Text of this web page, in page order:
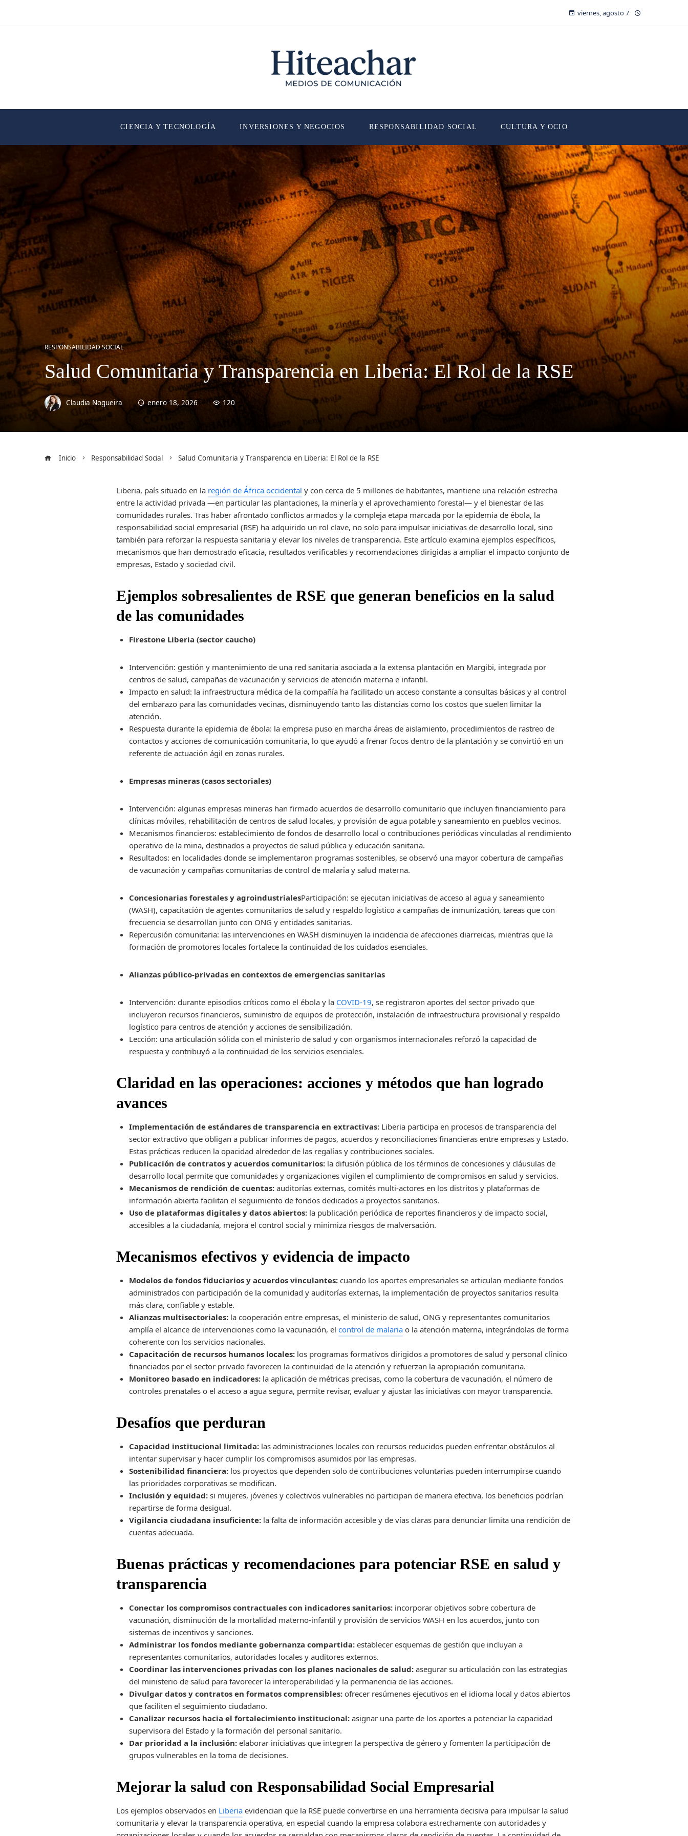
viernes, agosto 7
CIENCIA Y TECNOLOGÍA INVERSIONES Y NEGOCIOS RESPONSABILIDAD SOCIAL CULTURA Y OCIO
RESPONSABILIDAD SOCIAL
Salud Comunitaria y Transparencia en Liberia: El Rol de la RSE
Claudia Nogueira enero 18, 2026 120
Inicio Responsabilidad Social Salud Comunitaria y Transparencia en Liberia: El Rol de la RSE
Liberia, país situado en la región de África occidental y con cerca de 5 millones de habitantes, mantiene una relación estrecha
entre la actividad privada —en particular las plantaciones, la minería y el aprovechamiento forestal— y el bienestar de las
comunidades rurales. Tras haber afrontado conflictos armados y la compleja etapa marcada por la epidemia de ébola, la
responsabilidad social empresarial (RSE) ha adquirido un rol clave, no solo para impulsar iniciativas de desarrollo local, sino
también para reforzar la respuesta sanitaria y elevar los niveles de transparencia. Este artículo examina ejemplos específicos,
mecanismos que han demostrado eficacia, resultados verificables y recomendaciones dirigidas a ampliar el impacto conjunto de
empresas, Estado y sociedad civil.
Ejemplos sobresalientes de RSE que generan beneficios en la salud
de las comunidades
Firestone Liberia (sector caucho)
Intervención: gestión y mantenimiento de una red sanitaria asociada a la extensa plantación en Margibi, integrada por
centros de salud, campañas de vacunación y servicios de atención materna e infantil.
Impacto en salud: la infraestructura médica de la compañía ha facilitado un acceso constante a consultas básicas y al control
del embarazo para las comunidades vecinas, disminuyendo tanto las distancias como los costos que suelen limitar la
atención.
Respuesta durante la epidemia de ébola: la empresa puso en marcha áreas de aislamiento, procedimientos de rastreo de
contactos y acciones de comunicación comunitaria, lo que ayudó a frenar focos dentro de la plantación y se convirtió en un
referente de actuación ágil en zonas rurales.
Empresas mineras (casos sectoriales)
Intervención: algunas empresas mineras han firmado acuerdos de desarrollo comunitario que incluyen financiamiento para
clínicas móviles, rehabilitación de centros de salud locales, y provisión de agua potable y saneamiento en pueblos vecinos.
Mecanismos financieros: establecimiento de fondos de desarrollo local o contribuciones periódicas vinculadas al rendimiento
operativo de la mina, destinados a proyectos de salud pública y educación sanitaria.
Resultados: en localidades donde se implementaron programas sostenibles, se observó una mayor cobertura de campañas
de vacunación y campañas comunitarias de control de malaria y salud materna.
Concesionarias forestales y agroindustrialesParticipación: se ejecutan iniciativas de acceso al agua y saneamiento
(WASH), capacitación de agentes comunitarios de salud y respaldo logístico a campañas de inmunización, tareas que con
frecuencia se desarrollan junto con ONG y entidades sanitarias.
Repercusión comunitaria: las intervenciones en WASH disminuyen la incidencia de afecciones diarreicas, mientras que la
formación de promotores locales fortalece la continuidad de los cuidados esenciales.
Alianzas público‑privadas en contextos de emergencias sanitarias
Intervención: durante episodios críticos como el ébola y la COVID‑19, se registraron aportes del sector privado que
incluyeron recursos financieros, suministro de equipos de protección, instalación de infraestructura provisional y respaldo
logístico para centros de atención y acciones de sensibilización.
Lección: una articulación sólida con el ministerio de salud y con organismos internacionales reforzó la capacidad de
respuesta y contribuyó a la continuidad de los servicios esenciales.
Claridad en las operaciones: acciones y métodos que han logrado
avances
Implementación de estándares de transparencia en extractivas: Liberia participa en procesos de transparencia del
sector extractivo que obligan a publicar informes de pagos, acuerdos y reconciliaciones financieras entre empresas y Estado.
Estas prácticas reducen la opacidad alrededor de las regalías y contribuciones sociales.
Publicación de contratos y acuerdos comunitarios: la difusión pública de los términos de concesiones y cláusulas de
desarrollo local permite que comunidades y organizaciones vigilen el cumplimiento de compromisos en salud y servicios.
Mecanismos de rendición de cuentas: auditorías externas, comités multi‑actores en los distritos y plataformas de
información abierta facilitan el seguimiento de fondos dedicados a proyectos sanitarios.
Uso de plataformas digitales y datos abiertos: la publicación periódica de reportes financieros y de impacto social,
accesibles a la ciudadanía, mejora el control social y minimiza riesgos de malversación.
Mecanismos efectivos y evidencia de impacto
Modelos de fondos fiduciarios y acuerdos vinculantes: cuando los aportes empresariales se articulan mediante fondos
administrados con participación de la comunidad y auditorías externas, la implementación de proyectos sanitarios resulta
más clara, confiable y estable.
Alianzas multisectoriales: la cooperación entre empresas, el ministerio de salud, ONG y representantes comunitarios
amplía el alcance de intervenciones como la vacunación, elcontrol de malaria o la atención materna, integrándolas de forma
coherente con los servicios nacionales.
Capacitación de recursos humanos locales: los programas formativos dirigidos a promotores de salud y personal clínico
financiados por el sector privado favorecen la continuidad de la atención y refuerzan la apropiación comunitaria.
Monitoreo basado en indicadores: la aplicación de métricas precisas, como la cobertura de vacunación, el número de
controles prenatales o el acceso a agua segura, permite revisar, evaluar y ajustar las iniciativas con mayor transparencia.
Desafíos que perduran
Capacidad institucional limitada: las administraciones locales con recursos reducidos pueden enfrentar obstáculos al
intentar supervisar y hacer cumplir los compromisos asumidos por las empresas.
Sostenibilidad financiera: los proyectos que dependen solo de contribuciones voluntarias pueden interrumpirse cuando
las prioridades corporativas se modifican.
Inclusión y equidad: si mujeres, jóvenes y colectivos vulnerables no participan de manera efectiva, los beneficios podrían
repartirse de forma desigual.
Vigilancia ciudadana insuficiente: la falta de información accesible y de vías claras para denunciar limita una rendición de
cuentas adecuada.
Buenas prácticas y recomendaciones para potenciar RSE en salud y
transparencia
Conectar los compromisos contractuales con indicadores sanitarios: incorporar objetivos sobre cobertura de
vacunación, disminución de la mortalidad materno‑infantil y provisión de servicios WASH en los acuerdos, junto con
sistemas de incentivos y sanciones.
Administrar los fondos mediante gobernanza compartida: establecer esquemas de gestión que incluyan a
representantes comunitarios, autoridades locales y auditores externos.
Coordinar las intervenciones privadas con los planes nacionales de salud: asegurar su articulación con las estrategias
del ministerio de salud para favorecer la interoperabilidad y la permanencia de las acciones.
Divulgar datos y contratos en formatos comprensibles: ofrecer resúmenes ejecutivos en el idioma local y datos abiertos
que faciliten el seguimiento ciudadano.
Canalizar recursos hacia el fortalecimiento institucional: asignar una parte de los aportes a potenciar la capacidad
supervisora del Estado y la formación del personal sanitario.
Dar prioridad a la inclusión: elaborar iniciativas que integren la perspectiva de género y fomenten la participación de
grupos vulnerables en la toma de decisiones.
Mejorar la salud con Responsabilidad Social Empresarial
Los ejemplos observados en Liberia evidencian que la RSE puede convertirse en una herramienta decisiva para impulsar la salud
comunitaria y elevar la transparencia operativa, en especial cuando la empresa colabora estrechamente con autoridades y